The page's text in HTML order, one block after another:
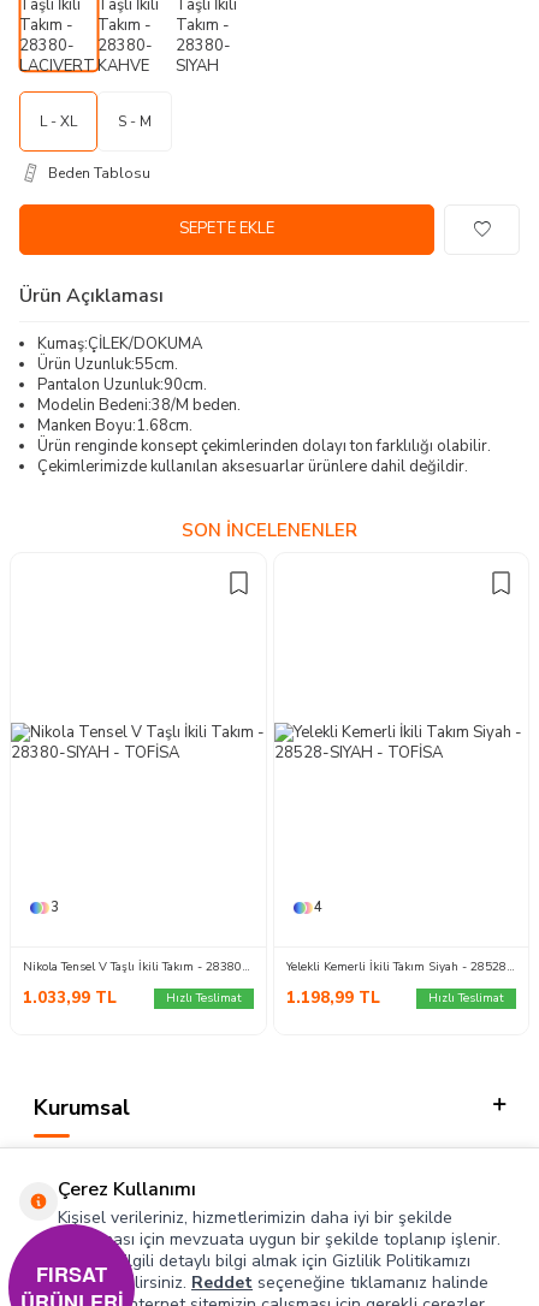
L - XL S - M
Beden Tablosu
SEPETE EKLE
Ürün Açıklaması
Kumaş:ÇİLEK/DOKUMA
Ürün Uzunluk:55cm.
Pantalon Uzunluk:90cm.
Modelin Bedeni:38/M beden.
Manken Boyu:1.68cm.
Ürün renginde konsept çekimlerinden dolayı ton farklılığı olabilir.
Çekimlerimizde kullanılan aksesuarlar ürünlere dahil değildir.
SON İNCELENENLER
3
Nikola Tensel V Taşlı İkili Takım - 28380-SIYAH
1.033,99 TL Hızlı Teslimat
4
Yelekli Kemerli İkili Takım Siyah - 28528-SIYAH
1.198,99 TL Hızlı Teslimat
Kurumsal
Hızlı Erişim
Sosyal
Çerez Kullanımı
Kişisel verileriniz, hizmetlerimizin daha iyi bir şekilde
sunulması için mevzuata uygun bir şekilde toplanıp işlenir.
Konuyla ilgili detaylı bilgi almak için Gizlilik Politikamızı
inceleyebilirsiniz. Reddet seçeneğine tıklamanız halinde
FIRSAT